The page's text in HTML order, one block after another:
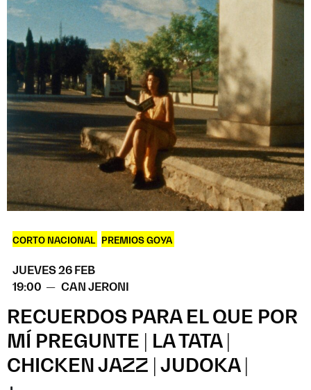
CORTO NACIONAL PREMIOS GOYA
JUEVES 26 FEB
19:00 — CAN JERONI
RECUERDOS PARA EL QUE POR
MÍ PREGUNTE | LA TATA |
CHICKEN JAZZ | JUDOKA |